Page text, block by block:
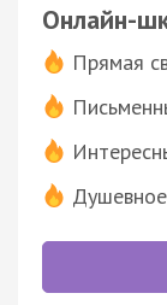
Онлайн-
Прямая